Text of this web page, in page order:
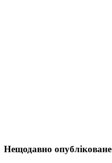
Нещодавно опубліковане